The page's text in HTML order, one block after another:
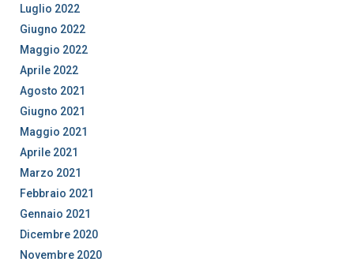
Luglio 2022
Giugno 2022
Maggio 2022
Aprile 2022
Agosto 2021
Giugno 2021
Maggio 2021
Aprile 2021
Marzo 2021
Febbraio 2021
Gennaio 2021
Dicembre 2020
Novembre 2020